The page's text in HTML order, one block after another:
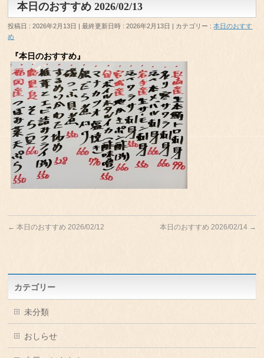
本日のおすすめ 2026/02/13
投稿日 : 2026年2月13日 最終更新日時 : 2026年2月13日 カテゴリー :本日のおすす
め
『本日のおすすめ』
← 本日のおすすめ 2026/02/12 本日のおすすめ 2026/02/14 →
カテゴリー
未分類
おしらせ